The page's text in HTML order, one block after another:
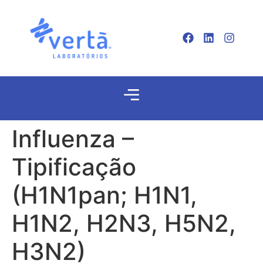
Influenza –
Tipificação
(H1N1pan; H1N1,
H1N2, H2N3, H5N2,
H3N2)